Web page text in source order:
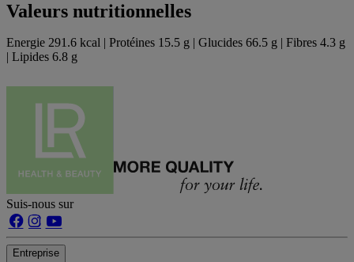
Valeurs nutritionnelles
Energie 291.6 kcal | Protéines 15.5 g | Glucides 66.5 g | Fibres 4.3 g
| Lipides 6.8 g
Suis-nous sur
Entreprise